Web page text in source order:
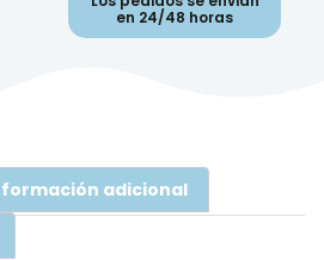
en 24/48 horas
adicional